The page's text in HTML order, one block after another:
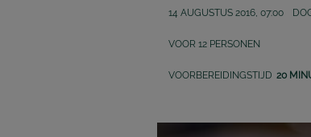
14 AUGUSTUS 2016, 07:00
VOOR 12 PERSONEN
VOORBEREIDINGSTIJD 20